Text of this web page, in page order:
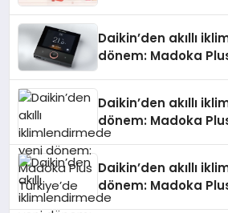
Daikin’den akıllı
dönem: Madoka
Daikin’den akıllı
dönem: Madoka
Daikin’den akıllı
dönem: Madoka